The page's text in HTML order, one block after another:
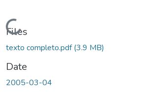
Files
texto completo.pdf(3.9 MB)
Date
2005-03-04